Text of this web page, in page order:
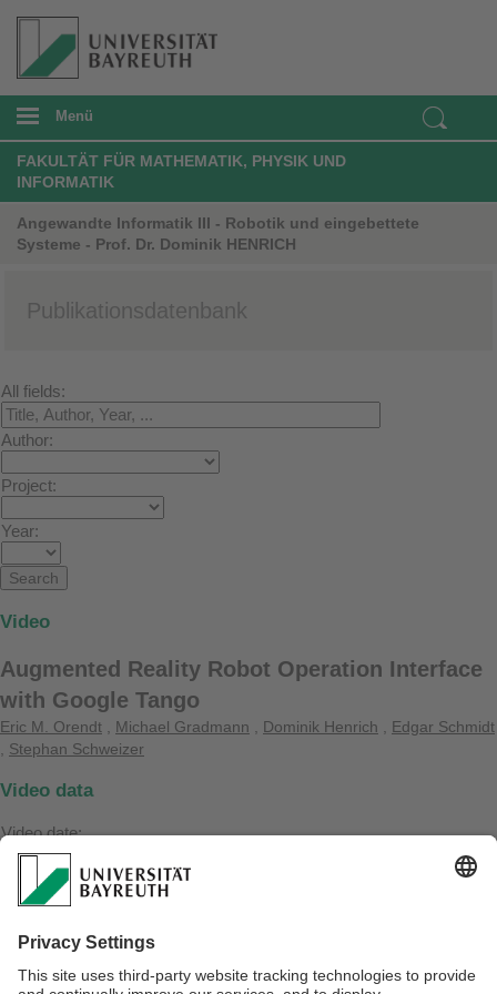
Menü
FAKULTÄT FÜR MATHEMATIK, PHYSIK UND
INFORMATIK
Angewandte Informatik III - Robotik und eingebettete
Systeme - Prof. Dr. Dominik HENRICH
Publikationsdatenbank
All fields:
Author:
Project:
Year:
Video
Augmented Reality Robot Operation Interface
with Google Tango
Eric M. Orendt Michael Gradmann Dominik Henrich
Edgar Schmidt
Stephan Schweizer
Video data
Video date:
09. September 2017
Project:
INTROP
https://www.ai3.uni-bayreuth.de/de/publikationen/resypub/index.php?
mode=vid_show&vid_ref=ai9a
Videolink: